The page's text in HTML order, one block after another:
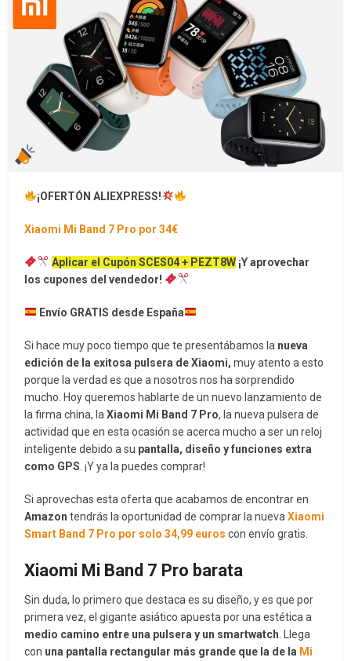
¡OFERTÓN ALIEXPRESS!
Xiaomi Mi Band 7 Pro por 34€
Aplicar el CupónSCES04 + PEZT8W ¡Y aprovechar
los cupones del vendedor!
Envío GRATIS desde España
Si hace muy poco tiempo que te presentábamos la nueva
edición de la exitosa pulsera de Xiaomi, muy atento a esto
porque la verdad es que a nosotros nos ha sorprendido
mucho. Hoy queremos hablarte de un nuevo lanzamiento de
la firma china, la Xiaomi Mi Band 7 Pro, la nueva pulsera de
actividad que en esta ocasión se acerca mucho a ser un reloj
inteligente debido a su pantalla, diseño y funciones extra
como GPS . ¡Y ya la puedes comprar!
Si aprovechas esta oferta que acabamos de encontrar en
Amazon tendrás la oportunidad de comprar la nueva Xiaomi
Smart Band 7 Pro por solo 34,99 euroscon envío gratis.
Xiaomi Mi Band 7 Pro barata
Sin duda, lo primero que destaca es su diseño, y es que por
primera vez, el gigante asiático apuesta por una estética a
medio camino entre una pulsera y un smartwatch . Llega
con una pantalla rectangular más grande que la de la Mi